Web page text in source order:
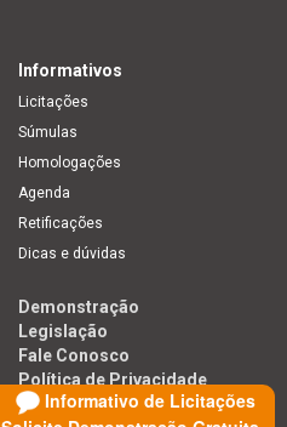
Informativo de Licitações
Informativos
Licitações
Súmulas
Homologações
Agenda
Retificações
Dicas e dúvidas
Demonstração
Legislação
Fale Conosco
Política de Privacidade